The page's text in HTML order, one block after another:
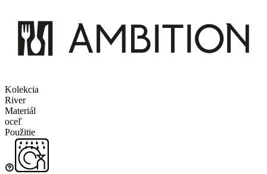
Kolekcia
River
Materiál
oceľ
Použitie